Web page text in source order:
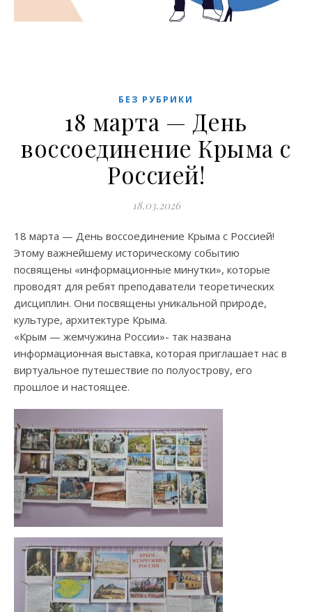
БЕЗ РУБРИКИ
18 марта — День
воссоединение Крыма с
Россией!
18.03.2026
18 марта — День воссоединение Крыма с Россией!
Этому важнейшему историческому событию
посвящены «информационные минутки», которые
проводят для ребят преподаватели теоретических
дисциплин. Они посвящены уникальной природе,
культуре, архитектуре Крыма.
«Крым — жемчужина России»- так названа
информационная выставка, которая приглашает нас в
виртуальное путешествие по полуострову, его
прошлое и настоящее.